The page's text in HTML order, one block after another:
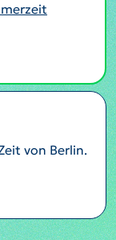
von Berlin.